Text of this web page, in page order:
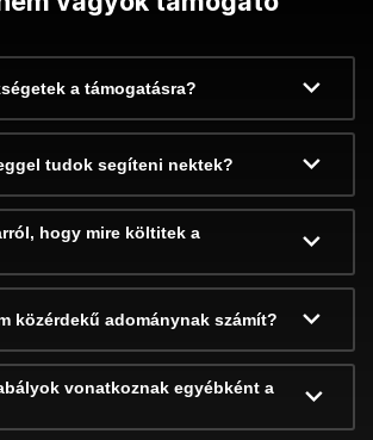
a támogatásra?
tudok segíteni nektek?
hogy mire költitek a
közérdekű adománynak számít?
vonatkoznak egyébként a